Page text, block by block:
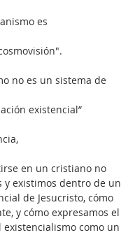
es
no es un sistema de
existencial”
en un cristiano no
y existimos dentro de un
de Jesucristo, cómo
y cómo expresamos el
como un